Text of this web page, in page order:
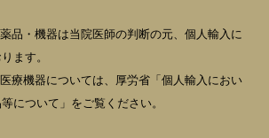
品・機器は当院医師の判断の元、個人輸入に
ます。
療機器については、厚労省「個人輸入におい
について」をご覧ください。